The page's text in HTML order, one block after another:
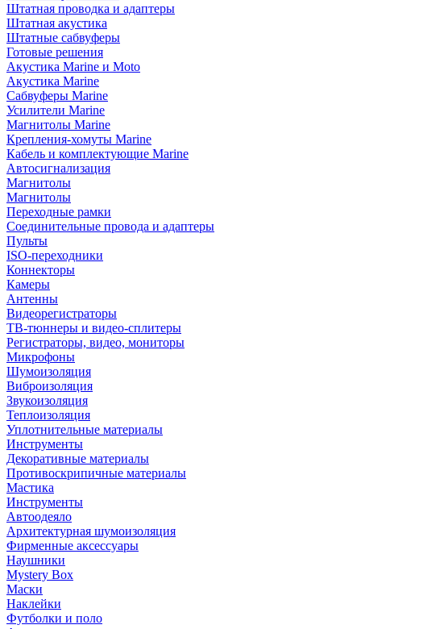
Штатная проводка и адаптеры
Штатная акустика
Штатные сабвуферы
Готовые решения
Акустика Marine и Moto
Акустика Marine
Сабвуферы Marine
Усилители Marine
Магнитолы Marine
Крепления-хомуты Marine
Кабель и комплектующие Marine
Автосигнализация
Магнитолы
Магнитолы
Переходные рамки
Соединительные провода и адаптеры
Пульты
ISO-переходники
Коннекторы
Камеры
Антенны
Видеорегистраторы
ТВ-тюннеры и видео-сплитеры
Регистраторы, видео, мониторы
Микрофоны
Шумоизоляция
Виброизоляция
Звукоизоляция
Теплоизоляция
Уплотнительные материалы
Инструменты
Декоративные материалы
Противоскрипичные материалы
Мастика
Инструменты
Автоодеяло
Архитектурная шумоизоляция
Фирменные аксессуары
Наушники
Mystery Box
Маски
Наклейки
Футболки и поло